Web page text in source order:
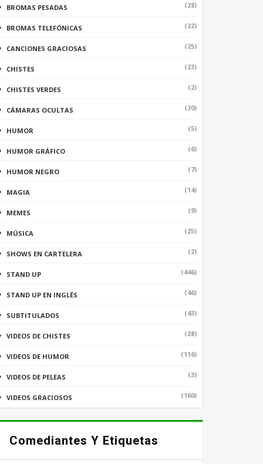
BROMAS PESADAS (28)
BROMAS TELEFÓNICAS (22)
CANCIONES GRACIOSAS (25)
CHISTES (23)
CHISTES VERDES (2)
CÁMARAS OCULTAS (20)
HUMOR (5)
HUMOR GRÁFICO (6)
HUMOR NEGRO (7)
MAGIA (14)
MEMES (9)
MÚSICA (25)
SHOWS EN CARTELERA (2)
STAND UP (446)
STAND UP EN INGLÉS (46)
SUBTITULADOS (43)
VIDEOS DE CHISTES (28)
VIDEOS DE HUMOR (116)
VIDEOS DE PELEAS (3)
VIDEOS GRACIOSOS (160)
Comediantes Y Etiquetas